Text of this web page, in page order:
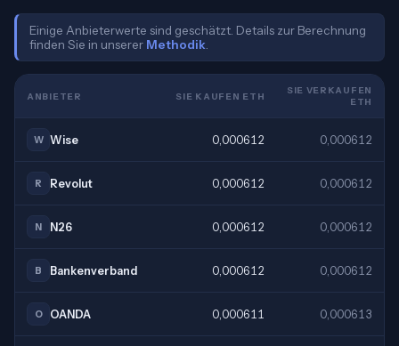
Einige Anbieterwerte sind geschätzt. Details zur Berechnung
finden Sie in unserer Methodik
ANBIETER SIE KAUFEN ETH
SIE VERKAUFEN
ETH
W Wise 0,000612 0,000612
R Revolut 0,000612 0,000612
N N26 0,000612 0,000612
B Bankenverband 0,000612 0,000612
O OANDA 0,000611 0,000613